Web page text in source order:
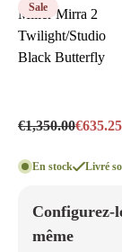
Sale
€1,350.00€635.25
En stock Livré
Configurez-
même